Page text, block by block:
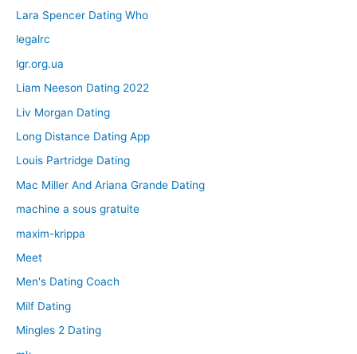
Lara Spencer Dating Who
legalrc
lgr.org.ua
Liam Neeson Dating 2022
Liv Morgan Dating
Long Distance Dating App
Louis Partridge Dating
Mac Miller And Ariana Grande Dating
machine a sous gratuite
maxim-krippa
Meet
Men's Dating Coach
Milf Dating
Mingles 2 Dating